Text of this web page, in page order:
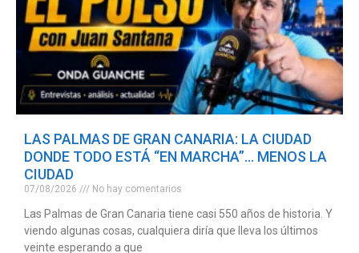
LAS PALMAS DE GRAN CANARIA: LA CIUDAD
DONDE TODO ESTÁ “EN MARCHA”… MENOS LA
CIUDAD
07/08/2026 No hay comentarios
Las Palmas de Gran Canaria tiene casi 550 años de historia. Y
viendo algunas cosas, cualquiera diría que lleva los últimos
veinte esperando a que